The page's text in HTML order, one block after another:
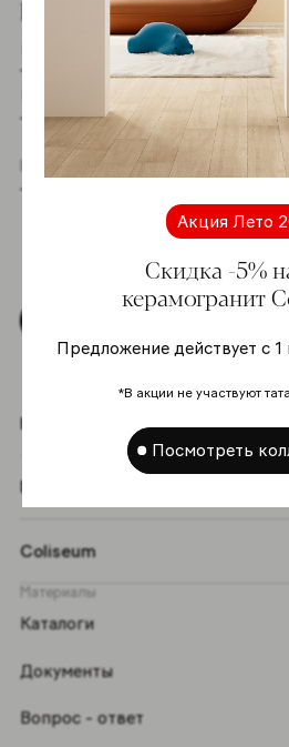
Акция Лето
Скидка -5%
керамогранит
Предложение действует с 1
*В акции не участвуют
Посмотреть
Подпишитесь на
Я даю согласие на
моих персональных
Политике в отношении
персональных данных*
Коллекции
Графический эффект
Coliseum
Материалы
Каталоги
Документы
Вопрос - ответ